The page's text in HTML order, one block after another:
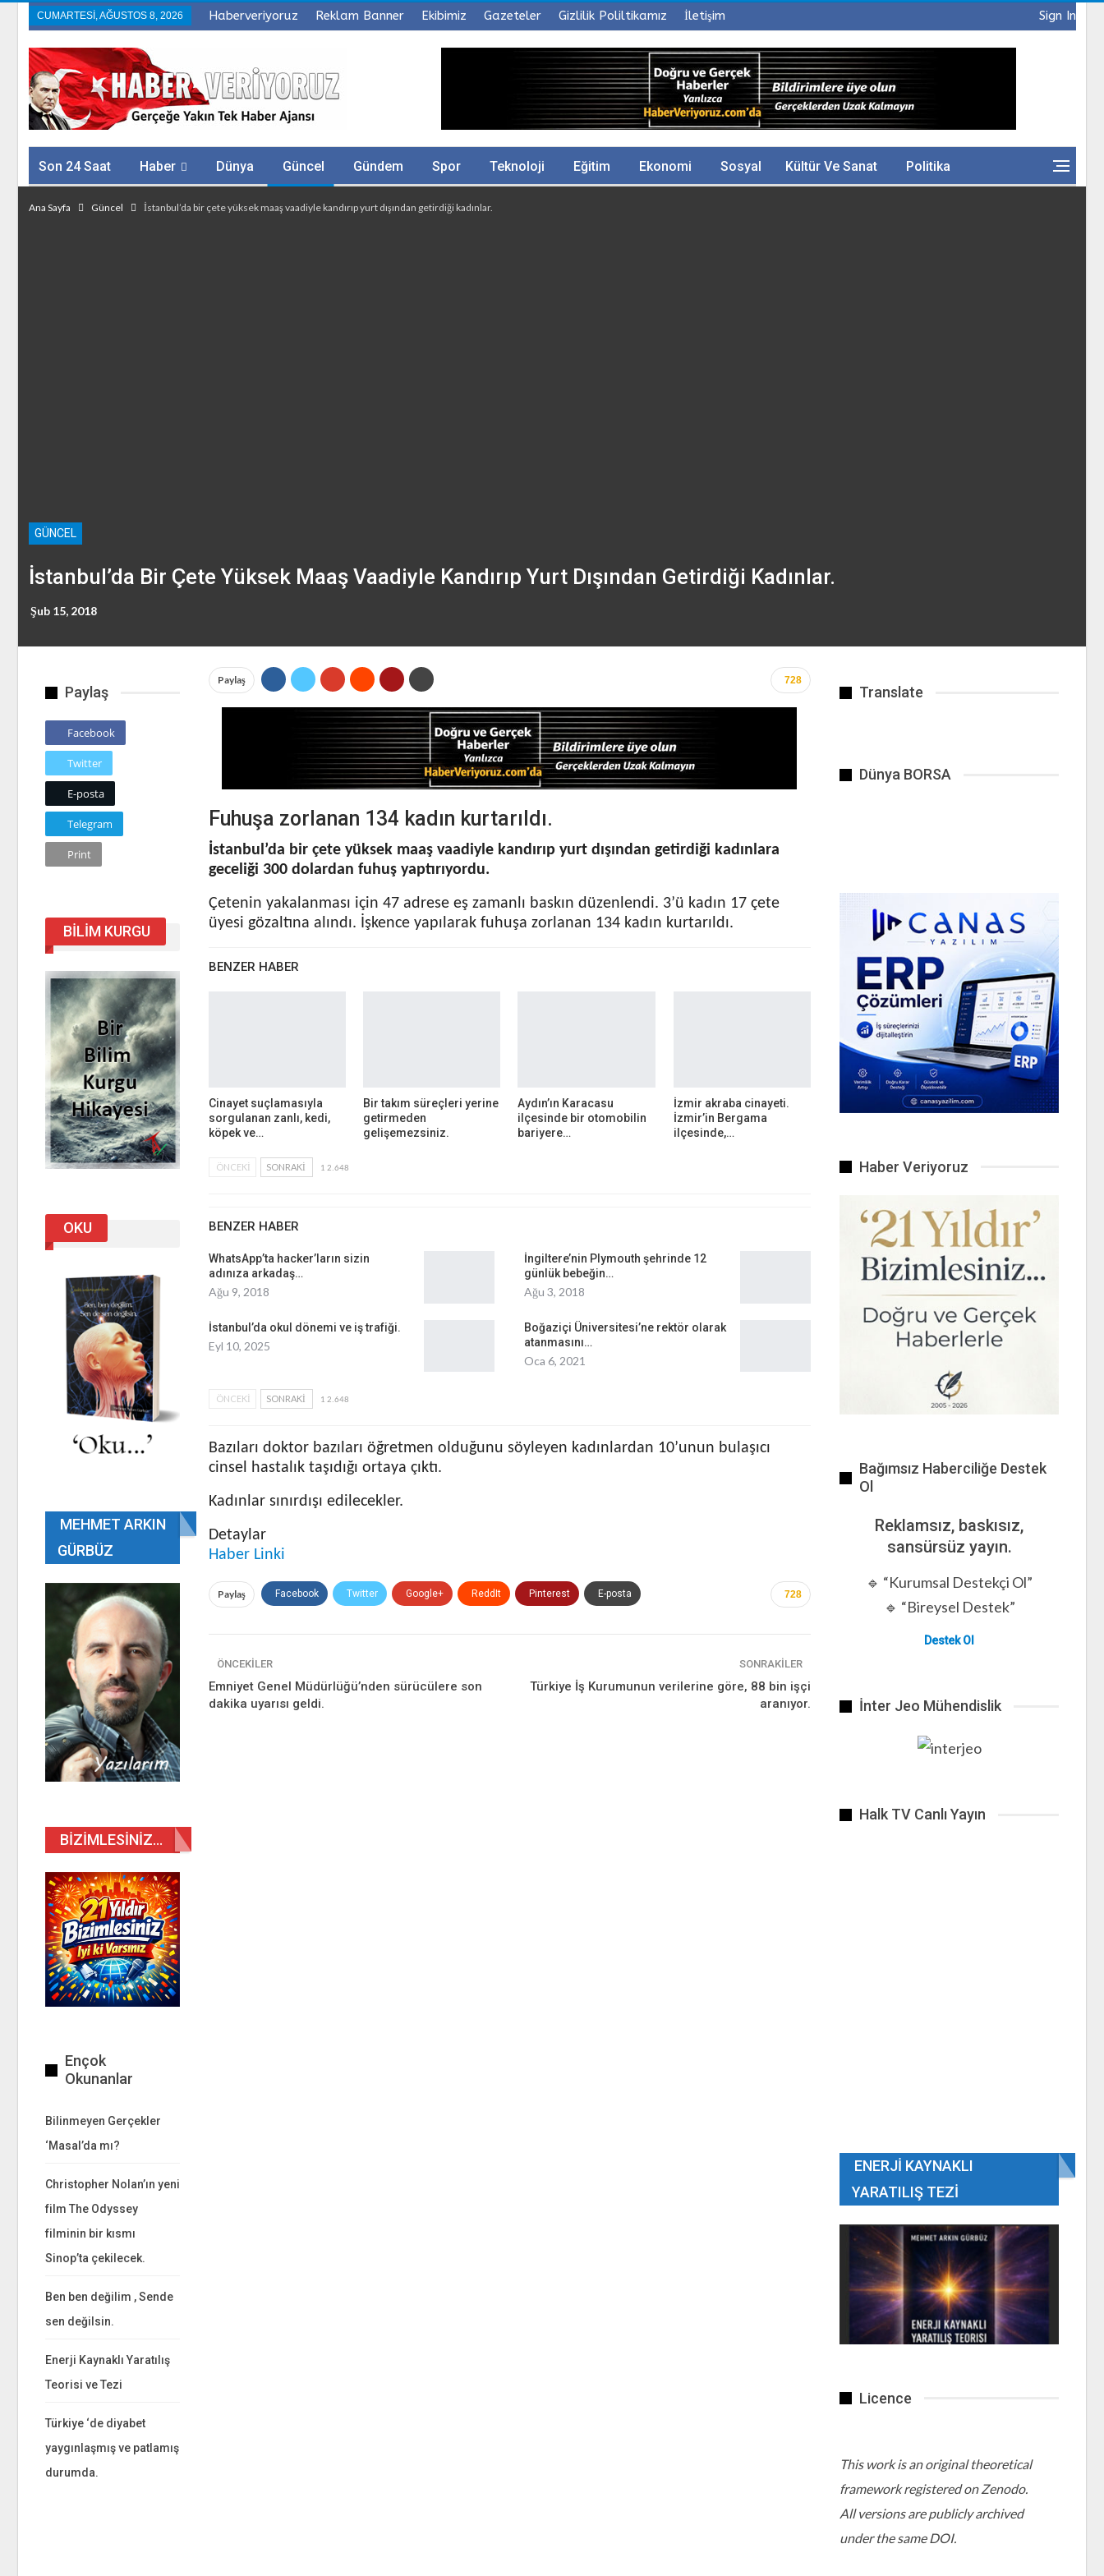
Sign In
CUMARTESI, AĞUSTOS 8, 2026 Haberveriyoruz Reklam Banner Ekibimiz Gazeteler Gizlilik Poliltikamız İletişim
Son 24 Saat Haber Dünya Güncel Gündem Spor Teknoloji Eğitim Ekonomi Sosyal Kültür Ve Sanat Politika
Sağlık Firmalar
Ana Sayfa Güncel İstanbul’da bir çete yüksek maaş vaadiyle kandırıp yurt dışından getirdiği kadınlar.
GÜNCEL
İstanbul’da Bir Çete Yüksek Maaş Vaadiyle Kandırıp Yurt Dışından Getirdiği Kadınlar.
Şub 15, 2018
728
Paylaş
Fuhuşa zorlanan 134 kadın kurtarıldı.
İstanbul’da bir çete yüksek maaş vaadiyle kandırıp yurt dışından getirdiği kadınlara
geceliği 300 dolardan fuhuş yaptırıyordu.
Çetenin yakalanması için 47 adrese eş zamanlı baskın düzenlendi. 3’ü kadın 17 çete
üyesi gözaltına alındı. İşkence yapılarak fuhuşa zorlanan 134 kadın kurtarıldı.
BENZER HABER
Cinayet suçlamasıyla
sorgulanan zanlı, kedi,
köpek ve…
Bir takım süreçleri yerine
getirmeden
gelişemezsiniz.
Aydın’ın Karacasu
ilçesinde bir otomobilin
bariyere…
İzmir akraba cinayeti.
İzmir’in Bergama
ilçesinde,…
ÖNCEKI SONRAKI 1 2.648
BENZER HABER
WhatsApp’ta hacker’ların sizin
adınıza arkadaş…
Ağu 9, 2018
İngiltere’nin Plymouth şehrinde 12
günlük bebeğin…
Ağu 3, 2018
İstanbul’da okul dönemi ve iş trafiği.
Eyl 10, 2025
Boğaziçi Üniversitesi’ne rektör olarak
atanmasını…
Oca 6, 2021
ÖNCEKI SONRAKI 1 2.648
Bazıları doktor bazıları öğretmen olduğunu söyleyen kadınlardan 10’unun bulaşıcı
cinsel hastalık taşıdığı ortaya çıktı.
Kadınlar sınırdışı edilecekler.
Detaylar
Haber Linki
728
Paylaş Facebook Twitter Google+ ReddIt Pinterest E-posta
ÖNCEKILER
Emniyet Genel Müdürlüğü’nden sürücülere son
dakika uyarısı geldi.
SONRAKILER
Türkiye İş Kurumunun verilerine göre, 88 bin işçi
aranıyor.
Translate
Dünya BORSA
Haber Veriyoruz
Bağımsız Haberciliğe Destek
Ol
Reklamsız, baskısız,
sansürsüz yayın.
🔹 “Kurumsal Destekçi Ol”
🔹 “Bireysel Destek”
Destek Ol
İnter Jeo Mühendislik
Halk TV Canlı Yayın
ENERJI KAYNAKLI
YARATILIŞ TEZI
Licence
This work is an original theoretical
framework registered on Zenodo.
All versions are publicly archived
under the same DOI.
Paylaş
Facebook
Twitter
E-posta
Telegram
Print
BILIM KURGU
OKU
MEHMET ARKIN
GÜRBÜZ
BIZIMLESINIZ…
Ençok
Okunanlar
Bilinmeyen Gerçekler
‘Masal’da mı?
Christopher Nolan’ın yeni
film The Odyssey
filminin bir kısmı
Sinop’ta çekilecek.
Ben ben değilim , Sende
sen değilsin.
Enerji Kaynaklı Yaratılış
Teorisi ve Tezi
Türkiye ‘de diyabet
yaygınlaşmış ve patlamış
durumda.